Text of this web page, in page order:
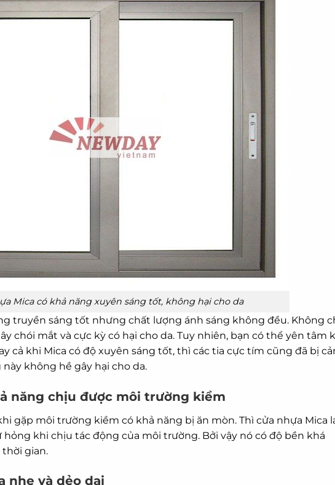
Mica có khả năng xuyên sáng tốt, không hại cho da
truyền sáng tốt nhưng chất lượng ánh sáng không đều. Không
chói mắt và cực kỳ có hại cho da. Tuy nhiên, bạn có thể yên tâm
cả khi Mica có độ xuyên sáng tốt, thì các tia cực tím cũng đã bị
này không hề gây hại cho da.
năng chịu được môi trường kiềm
gặp môi trường kiềm có khả năng bị ăn mòn. Thì cửa nhựa Mica
khi chịu tác động của môi trường. Bởi vậy nó có độ bền khá
gian.
nhẹ và dẻo dai